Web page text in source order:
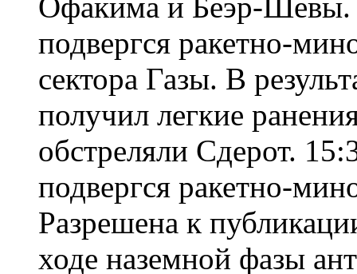
подвергся ракетно-
сектора Газы. В
получил легкие
обстреляли Сдерот.
подвергся ракетно-
Разрешена к
ходе наземной фазы